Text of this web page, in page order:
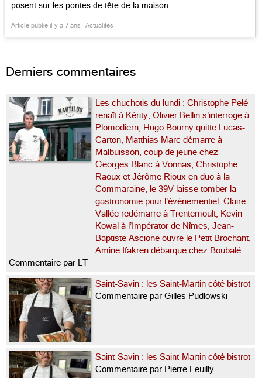
posent sur les pontes de tête de la maison
guide le plus respecté de France. Nommé en
Article publié il y a 7 ans Actualités
Derniers commentaires
Les chuchotis du lundi : Christophe Pelé
renaît à Kérity, Olivier Bellin s’interroge à
Plomodiern, Hugo Bourny quitte Lucas-
Carton, Matthias Marc démarre à
Malbuisson, coup de jeune chez
Georges Blanc à Vonnas, Christophe
Raoux et Jérôme Rioux en duo à la
Commaraine, le 39V laisse tomber la
gastronomie pour l’événementiel, Claire
Vallée redémarre à Trentemoult, Kevin
Kowal à l’Impérator de Nîmes, Jean-
Baptiste Ascione ouvre le Petit Brochant,
Amine Ifakren débarque chez Boubalé
Commentaire par LT
Saint-Savin : les Saint-Martin côté bistrot
Commentaire par Gilles Pudlowski
Saint-Savin : les Saint-Martin côté bistrot
Commentaire par Pierre Feuilly